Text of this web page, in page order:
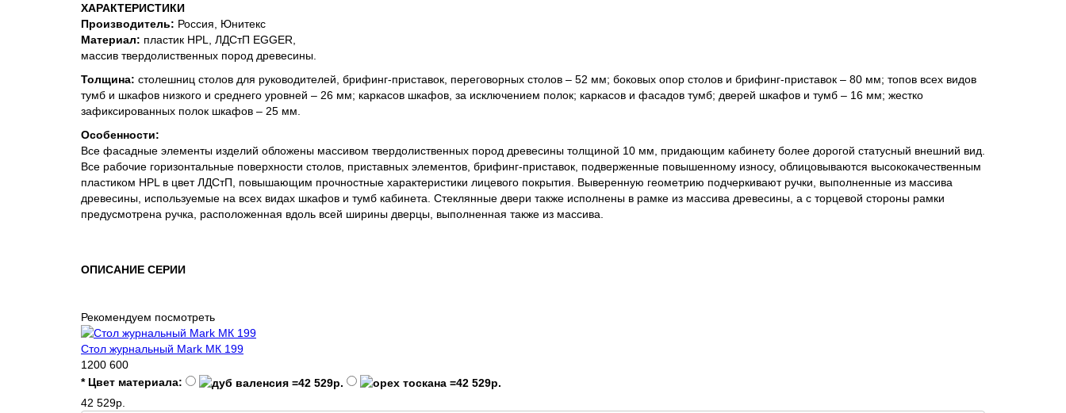
ХАРАКТЕРИСТИКИ
Производитель: Россия, Юнитекс
Материал: пластик HPL, ЛДСтП EGGER,
массив твердолиственных пород древесины.
Толщина: столешниц столов для руководителей, брифинг-приставок, переговорных столов – 52 мм; боковых опор столов и брифинг-приставок – 80 мм; топов всех видов
тумб и шкафов низкого и среднего уровней – 26 мм; каркасов шкафов, за исключением полок; каркасов и фасадов тумб; дверей шкафов и тумб – 16 мм; жестко
зафиксированныx полок шкафов – 25 мм.
Особенности:
Все фасадные элементы изделий обложены массивом твердолиственных пород древесины толщиной 10 мм, придающим кабинету более дорогой статусный внешний вид.
Все рабочие горизонтальные поверхности столов, приставных элементов, брифинг-приставок, подверженные повышенному износу, облицовываются высококачественным
пластиком HPL в цвет ЛДСтП, повышающим прочностные характеристики лицевого покрытия. Выверенную геометрию подчеркивают ручки, выполненные из массива
древесины, используемые на всех видах шкафов и тумб кабинета. Стеклянные двери также исполнены в рамке из массива древесины, а с торцевой стороны рамки
предусмотрена ручка, расположенная вдоль всей ширины дверцы, выполненная также из массива.
ОПИСАНИЕ СЕРИИ
Рекомендуем посмотреть
Стол журнальный Mark МК 199
1200 600
* Цвет материала:
42 529р.